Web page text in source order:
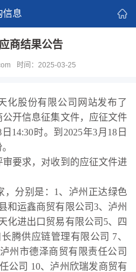
信息
商结果公告
时间：2025-03-25
化股份有限公司网站发布了
开信息征集文件，应征文件
日 14:30时。 到 2025年3月 18 日
要求，对收到的应征文件进
，分别是： 1、泸州正达绿色
和运鑫商贸有限公司3、泸州
化进出口贸易有限公司5、四
腾供应链管理有限公司 7、
州市德泽商贸有限责任公司
公司 10、泸州欣瑞发商贸有